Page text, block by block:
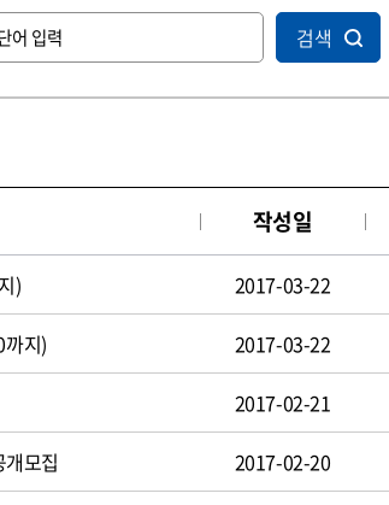
검색
작성일
) 2017-03-22
지) 2017-03-22
2017-02-21
모집 2017-02-20